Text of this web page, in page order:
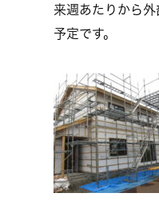
来週あたりから
予定です。